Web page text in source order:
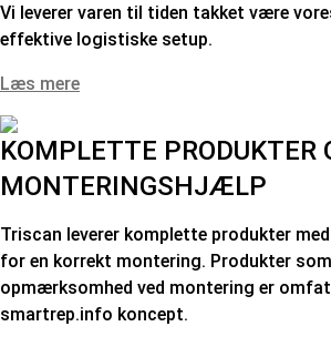
Vi leverer varen til tiden takket være
effektive logistiske setup.
Læs mere
KOMPLETTE PRODUKTER
MONTERINGSHJÆLP
Triscan leverer komplette produkter
for en korrekt montering. Produkter
opmærksomhed ved montering er
smartrep.info koncept.